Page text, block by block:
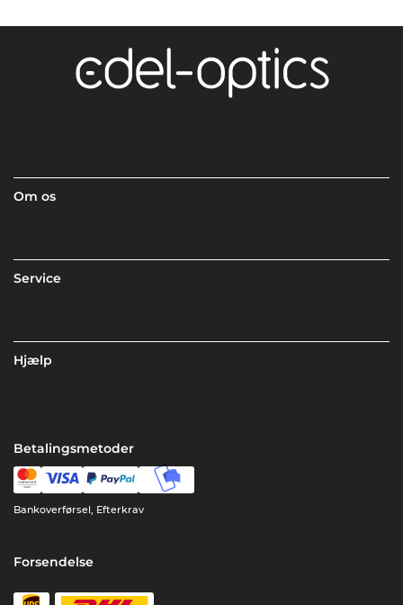
Om os
Service
Hjælp
Betalingsmetoder
Bankoverførsel, Efterkrav
Forsendelse